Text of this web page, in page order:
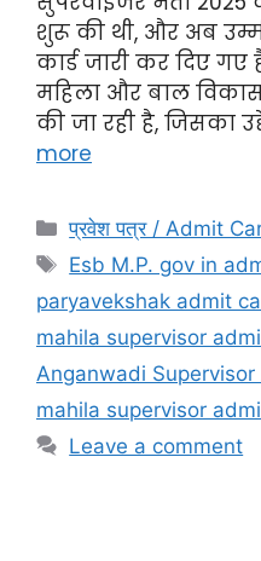
शुरू की थी, और अब
कार्ड जारी कर दिए गए
महिला और बाल विकास
की जा रही है, जिसका
more
प्रवेश पत्र / Admit
Esb M.P. gov in
paryavekshak admit
mahila supervisor
Anganwadi
mahila supervisor
Leave a comment